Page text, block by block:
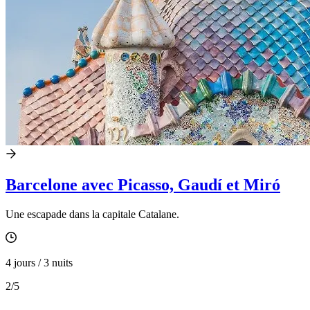
Barcelone avec Picasso, Gaudí et Miró
Une escapade dans la capitale Catalane.
4 jours / 3 nuits
2/5